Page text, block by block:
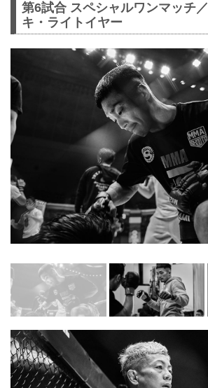
第6試合 スペシャルワンマッチ
キ・ライトイヤー